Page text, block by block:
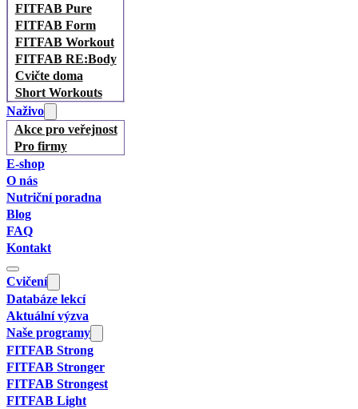
FITFAB Pure
FITFAB Form
FITFAB Workout
FITFAB RE:Body
Cvičte doma
Short Workouts
Naživo
Akce pro veřejnost
Pro firmy
E-shop
O nás
Nutriční poradna
Blog
FAQ
Kontakt
Cvičení
Databáze lekcí
Aktuální výzva
Naše programy
FITFAB Strong
FITFAB Stronger
FITFAB Strongest
FITFAB Light